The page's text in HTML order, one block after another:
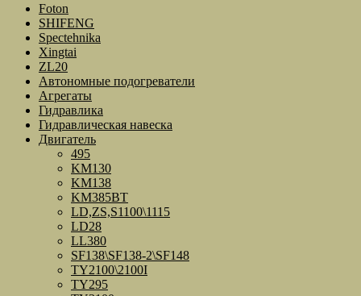
Foton
SHIFENG
Spectehnika
Xingtai
ZL20
Автономные подогреватели
Агрегаты
Гидравлика
Гидравлическая навеска
Двигатель
495
KM130
KM138
KM385BT
LD,ZS,S1100\1115
LD28
LL380
SF138\SF138-2\SF148
TY2100\2100I
TY295